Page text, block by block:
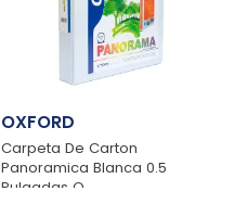
OXFORD
Carpeta De Carton
Panoramica Blanca 0.5
Pulgadas O...